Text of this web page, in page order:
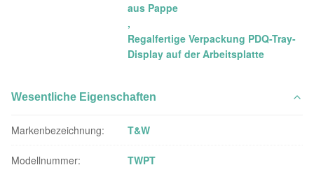
aus Pappe
,
Regalfertige Verpackung PDQ-Tray-
Display auf der Arbeitsplatte
Wesentliche Eigenschaften
Markenbezeichnung: T&W
Modellnummer: TWPT